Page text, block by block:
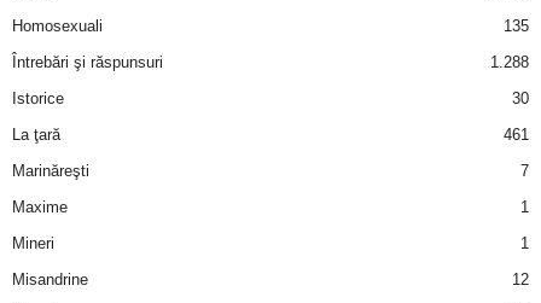
Homosexuali
135
Întrebări şi răspunsuri
1.288
Istorice
30
La ţară
461
Marinăreşti
7
Maxime
1
Mineri
1
Misandrine
12